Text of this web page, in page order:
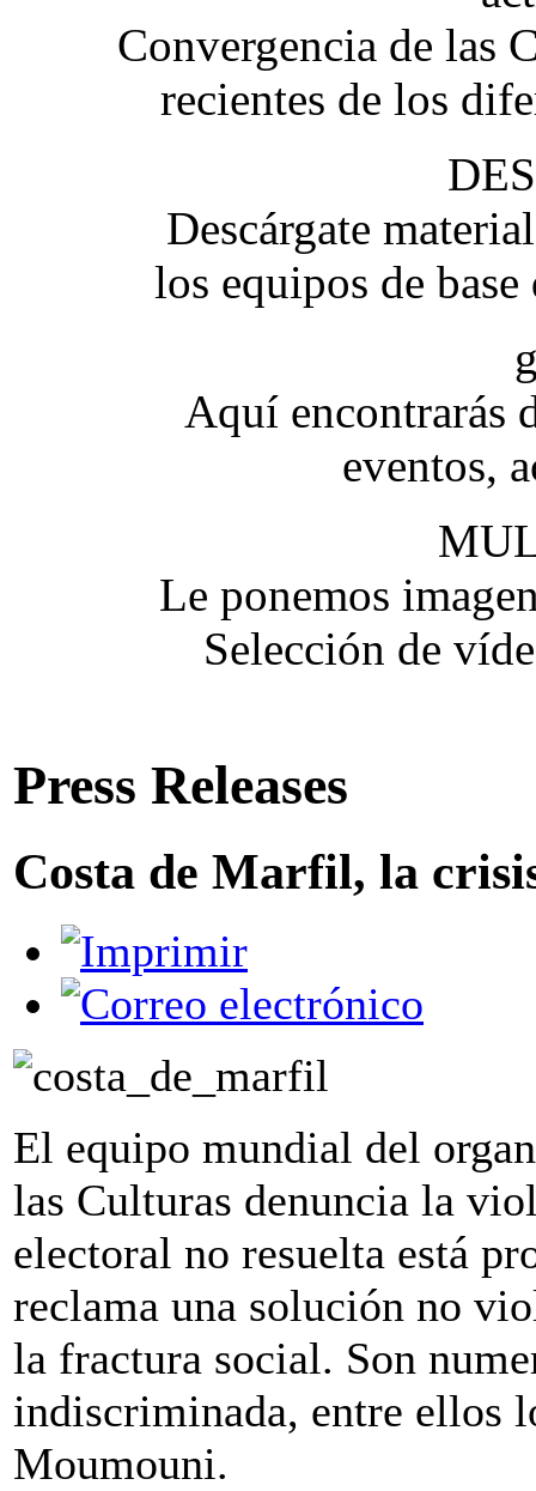
Convergencia de las
recientes de los
Descárgate
los equipos de
Aquí encontrarás
eventos,
Le ponemos
Selección de
Press Releases
Costa de Marfil, la
El equipo mundial del
las Culturas denuncia la
electoral no resuelta está
reclama una solución no
la fractura social. Son
indiscriminada, entre ellos
Moumouni.